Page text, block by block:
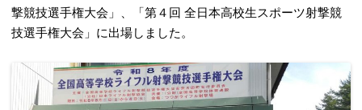
撃競技選手権大会」、「第４回 全日本高校生スポーツ射撃競
技選手権大会」に出場しました。